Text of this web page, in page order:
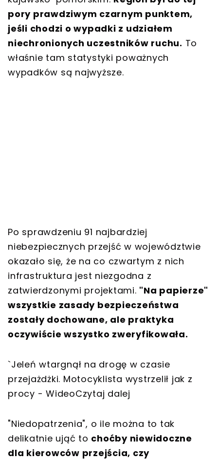
pory prawdziwym czarnym punktem,
jeśli chodzi o wypadki z udziałem
niechronionych uczestników ruchu. To
właśnie tam statystyki poważnych
wypadków są najwyższe.
Po sprawdzeniu 91 najbardziej
niebezpiecznych przejść w województwie
okazało się, że na co czwartym z nich
infrastruktura jest niezgodna z
zatwierdzonymi projektami. "Na papierze"
wszystkie zasady bezpieczeństwa
zostały dochowane, ale praktyka
oczywiście wszystko zweryfikowała.
`Jeleń wtargnął na drogę w czasie
przejażdżki. Motocyklista wystrzelił jak z
procy - WideoCzytaj dalej
"Niedopatrzenia", o ile można to tak
delikatnie ująć to choćby niewidoczne
dla kierowców przejścia, czy